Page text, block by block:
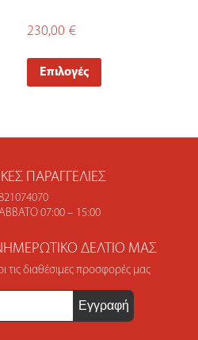
230,00 €
Επιλογές
ΠΑΡΑΓΓΕΛΊΕΣ
07:00 – 15:00
ΔΕΛΤΊΟ ΜΑΣ
τις διαθέσιμες προσφορές μας